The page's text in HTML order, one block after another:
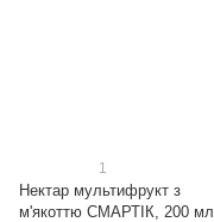
1
Нектар мультифрукт з
м'якоттю СМАРТІК, 200 мл